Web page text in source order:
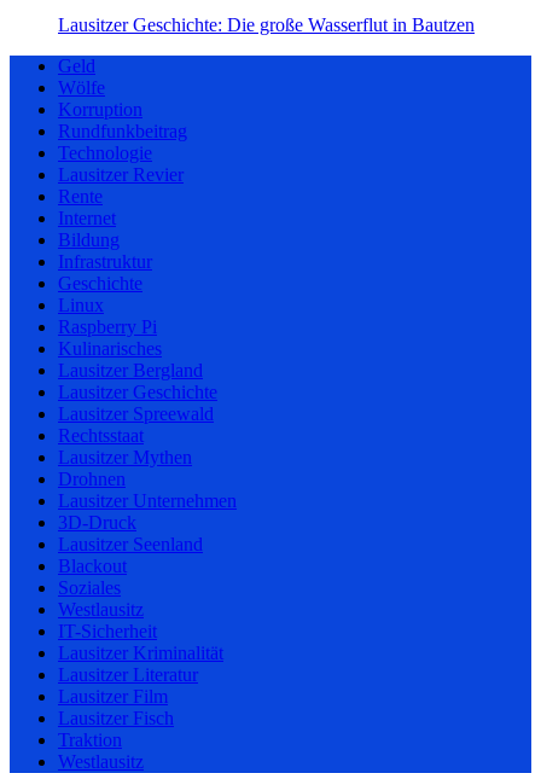
Lausitzer Geschichte: Die große Wasserflut in Bautzen
Geld
Wölfe
Korruption
Rundfunkbeitrag
Technologie
Lausitzer Revier
Rente
Internet
Bildung
Infrastruktur
Geschichte
Linux
Raspberry Pi
Kulinarisches
Lausitzer Bergland
Lausitzer Geschichte
Lausitzer Spreewald
Rechtsstaat
Lausitzer Mythen
Drohnen
Lausitzer Unternehmen
3D-Druck
Lausitzer Seenland
Blackout
Soziales
Westlausitz
IT-Sicherheit
Lausitzer Kriminalität
Lausitzer Literatur
Lausitzer Film
Lausitzer Fisch
Traktion
Westlausitz